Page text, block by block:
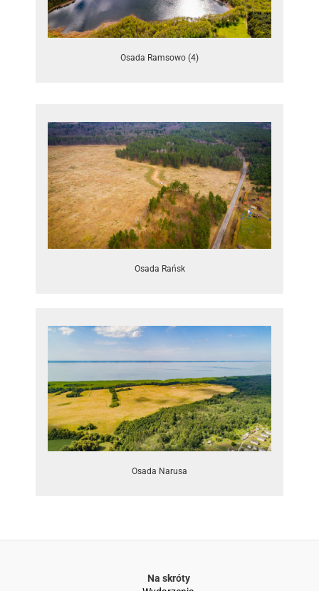
Osada Ramsowo (4)
Osada Rańsk
Osada Narusa
Na skróty